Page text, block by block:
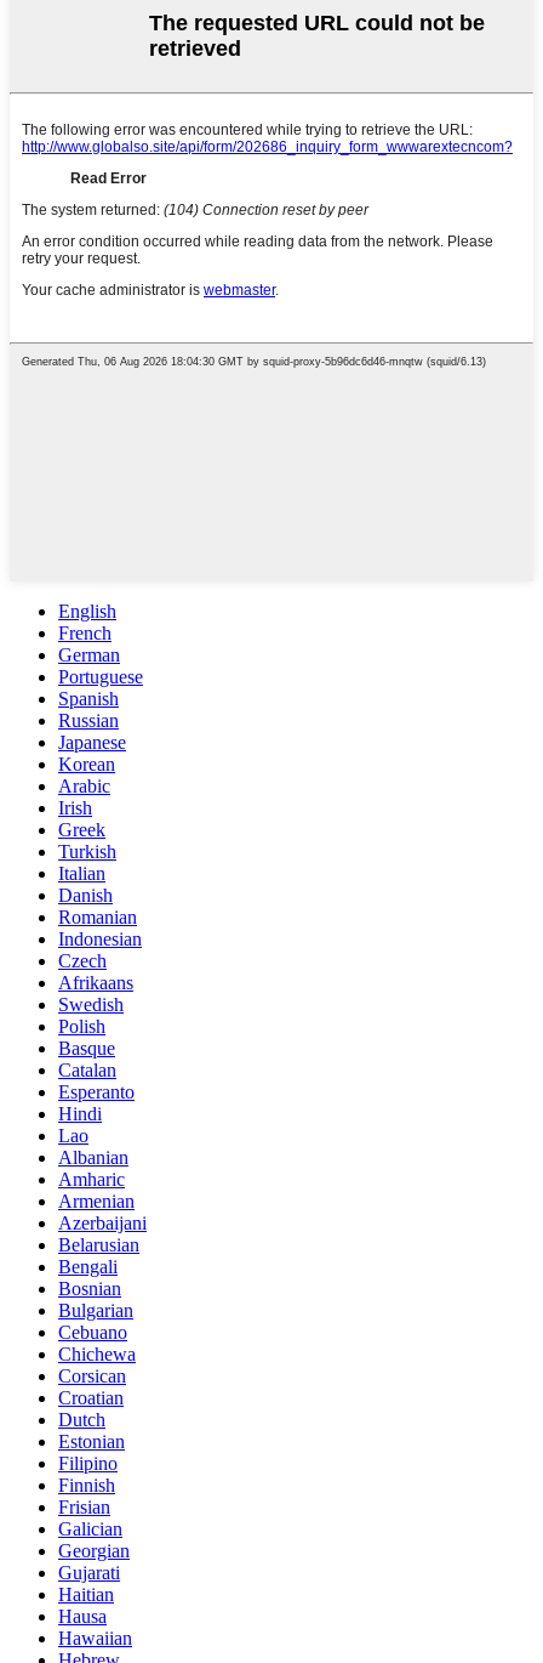
English
French
German
Portuguese
Spanish
Russian
Japanese
Korean
Arabic
Irish
Greek
Turkish
Italian
Danish
Romanian
Indonesian
Czech
Afrikaans
Swedish
Polish
Basque
Catalan
Esperanto
Hindi
Lao
Albanian
Amharic
Armenian
Azerbaijani
Belarusian
Bengali
Bosnian
Bulgarian
Cebuano
Chichewa
Corsican
Croatian
Dutch
Estonian
Filipino
Finnish
Frisian
Galician
Georgian
Gujarati
Haitian
Hausa
Hawaiian